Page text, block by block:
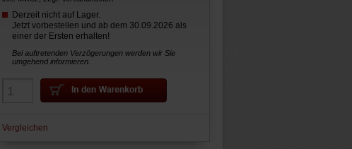
Derzeit nicht auf Lager.
Jetzt vorbestellen und ab dem 30.09.2026 als
einer der Ersten erhalten!
Bei auftretenden Verzögerungen werden wir Sie
umgehend informieren.
Vergleichen